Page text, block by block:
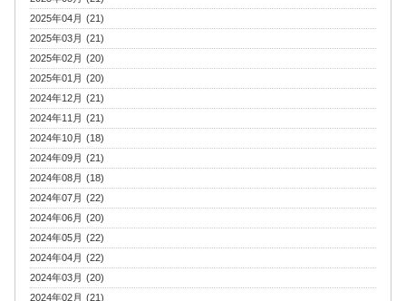
2025年04月 (21)
2025年03月 (21)
2025年02月 (20)
2025年01月 (20)
2024年12月 (21)
2024年11月 (21)
2024年10月 (18)
2024年09月 (21)
2024年08月 (18)
2024年07月 (22)
2024年06月 (20)
2024年05月 (22)
2024年04月 (22)
2024年03月 (20)
2024年02月 (21)